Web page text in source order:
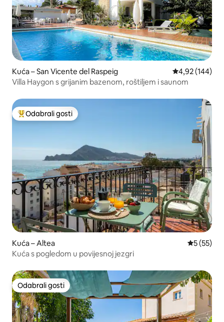
Kuća – San Vicente del Raspeig Prosječna
4,92 (144)
Villa Haygon s grijanim bazenom, roštiljem i saunom
Među najviše rangiranima s oznakom „Odabrali gosti”
Odabrali gosti
Kuća – Altea Prosječna
5 (55)
Kuća s pogledom u povijesnoj jezgri
Odabrali gosti
Odabrali gosti